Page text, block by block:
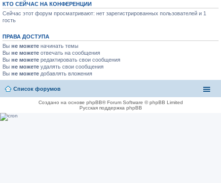
КТО СЕЙЧАС НА КОНФЕРЕНЦИИ
Сейчас этот форум просматривают: нет зарегистрированных пользователей и 1
гость
ПРАВА ДОСТУПА
Вы не можете начинать темы
Вы не можете отвечать на сообщения
Вы не можете редактировать свои сообщения
Вы не можете удалять свои сообщения
Вы не можете добавлять вложения
Список форумов
Создано на основе phpBB® Forum Software © phpBB Limited
Русская поддержка phpBB